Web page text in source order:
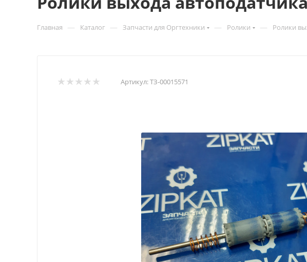
Главная — Каталог — Запчасти для Оргтехники — Ролики — Ролики
Артикул:ТЗ-00015571